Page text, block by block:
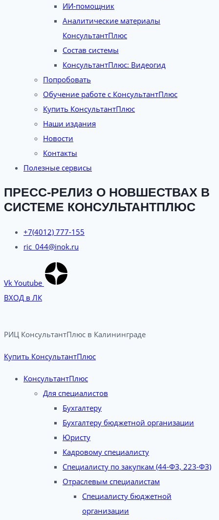
ИИ-помощник
Аналитические материалы
КонсультантПлюс
Состав системы
КонсультантПлюс: Видеогид
Попробовать
Обучение работе с КонсультантПлюс
Купить КонсультантПлюс
Наши издания
Новости
Контакты
Полезные сервисы
ПРЕСС-РЕЛИЗ О НОВШЕСТВАХ В
СИСТЕМЕ КОНСУЛЬТАНТПЛЮС
+7(4012) 777-155
ric_044@inok.ru
Vk Youtube
ВХОД в ЛК
РИЦ КонсультантПлюс в Калининграде​
Купить КонсультантПлюс
КонсультантПлюс
Для специалистов
Бухгалтеру
Бухгалтеру бюджетной организации
Юристу
Кадровому специалисту
Специалисту по закупкам (44-ФЗ, 223-ФЗ)
Отраслевым специалистам
Специалисту бюджетной
организации